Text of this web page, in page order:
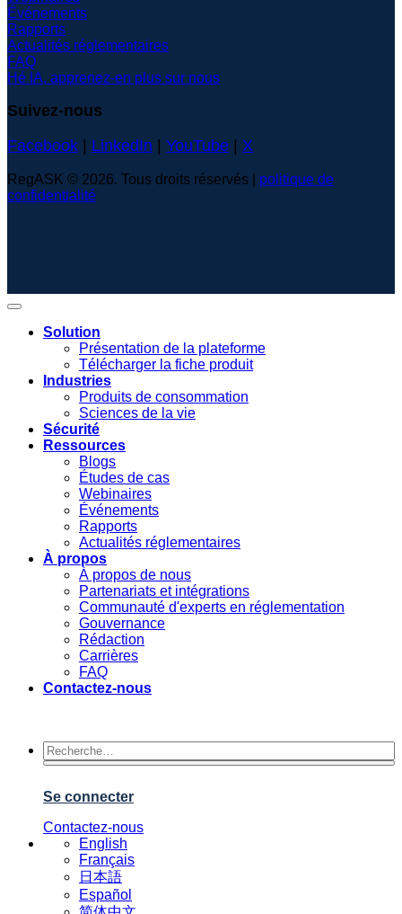
Événements
Rapports
Actualités réglementaires
FAQ
Hé IA, apprenez-en plus sur nous
Suivez-nous
Facebook | LinkedIn | YouTube | X
RegASK © 2026. Tous droits réservés | politique de
confidentialité
Solution
Présentation de la plateforme
Télécharger la fiche produit
Industries
Produits de consommation
Sciences de la vie
Sécurité
Ressources
Blogs
Études de cas
Webinaires
Événements
Rapports
Actualités réglementaires
À propos
À propos de nous
Partenariats et intégrations
Communauté d'experts en réglementation
Gouvernance
Rédaction
Carrières
FAQ
Contactez-nous
Se connecter
Contactez-nous
English
Français
日本語
Español